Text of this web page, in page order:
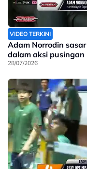
VIDEO TERKINI
Adam Norrodin
dalam aksi
28/07/2026